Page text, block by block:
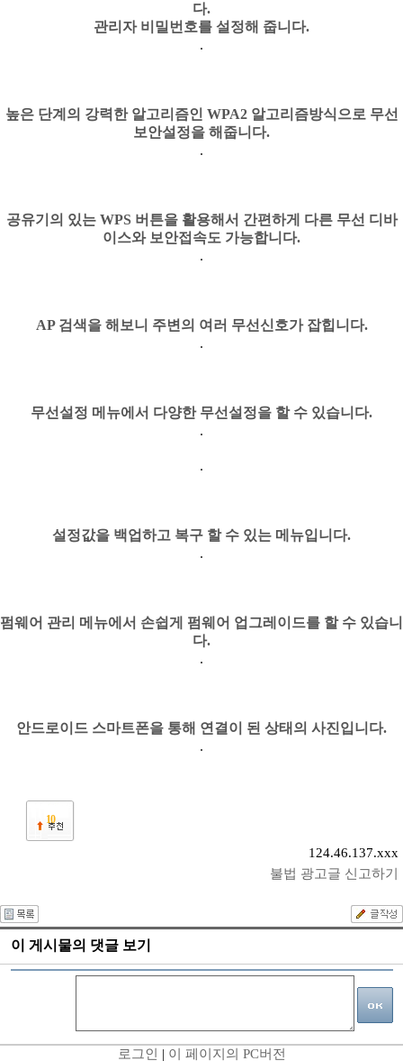
다.
관리자 비밀번호를 설정해 줍니다.
높은 단계의 강력한 알고리즘인 WPA2 알고리즘방식으로 무선
보안설정을 해줍니다.
공유기의 있는 WPS 버튼을 활용해서 간편하게 다른 무선 디바
이스와 보안접속도 가능합니다.
AP 검색을 해보니 주변의 여러 무선신호가 잡힙니다.
무선설정 메뉴에서 다양한 무선설정을 할 수 있습니다.
설정값을 백업하고 복구 할 수 있는 메뉴입니다.
펌웨어 관리 메뉴에서 손쉽게 펌웨어 업그레이드를 할 수 있습니
다.
안드로이드 스마트폰을 통해 연결이 된 상태의 사진입니다.
10
124.46.137.xxx
불법 광고글 신고하기
이 게시물의 댓글 보기
로그인 | 이 페이지의 PC버전